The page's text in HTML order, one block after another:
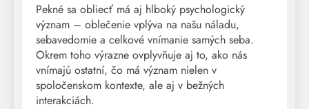
Pekné sa obliecť má aj hlboký psychologický
význam – oblečenie vplýva na našu náladu,
sebavedomie a celkové vnímanie samých seba.
Okrem toho výrazne ovplyvňuje aj to, ako nás
vnímajú ostatní, čo má význam nielen v
spoločenskom kontexte, ale aj v bežných
interakciách.